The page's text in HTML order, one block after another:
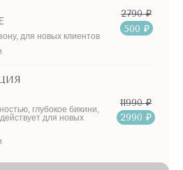
для новых клиентов
2790 ₽
500 ₽
глубокое бикини,
для новых
11990 ₽
2990 ₽